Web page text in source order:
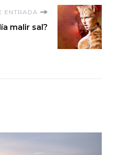
ENTRADA
malir sal?